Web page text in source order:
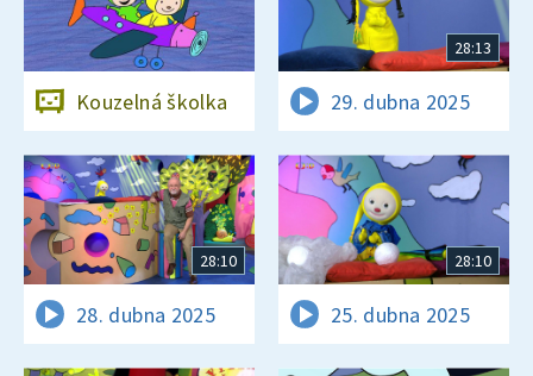
Kouzelná školka
28:13
29. dubna 2025
28:10
28. dubna 2025
28:10
25. dubna 2025